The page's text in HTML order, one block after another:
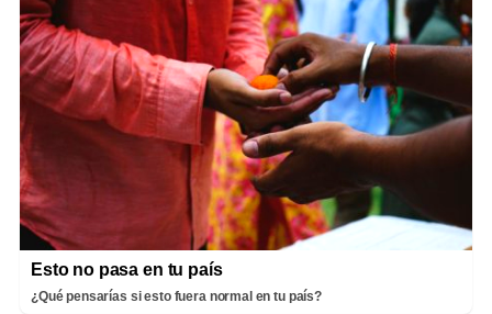
Esto no pasa en tu país
¿Qué pensarías si esto fuera normal en tu país?